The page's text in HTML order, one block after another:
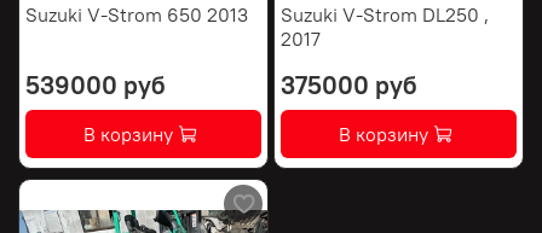
Suzuki V-Strom 650 2013
539000 руб
В корзину
Suzuki V-Strom DL250 ,
2017
375000 руб
В корзину